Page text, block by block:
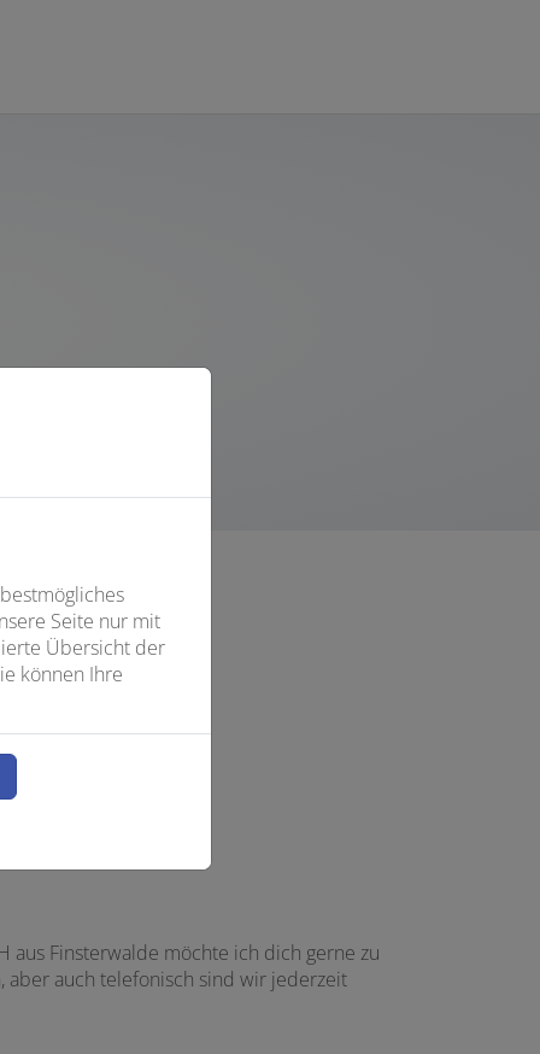
aus Finsterwalde möchte ich dich gerne zu
aber auch telefonisch sind wir jederzeit
Seite nur mit
Übersicht der
können Ihre